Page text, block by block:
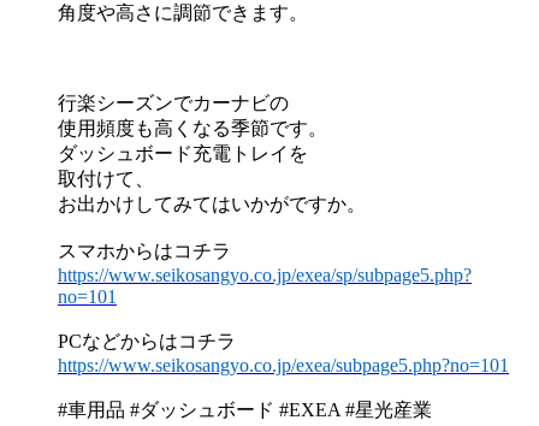
角度や高さに調節できます。
行楽シーズンでカーナビの
使用頻度も高くなる季節です。
ダッシュボード充電トレイを
取付けて、
お出かけしてみてはいかがですか。
スマホからはコチラ
https://www.seikosangyo.co.jp/exea/sp/subpage5.php?
no=101
PCなどからはコチラ
https://www.seikosangyo.co.jp/exea/subpage5.php?no=101
#車用品 #ダッシュボード #EXEA #星光産業